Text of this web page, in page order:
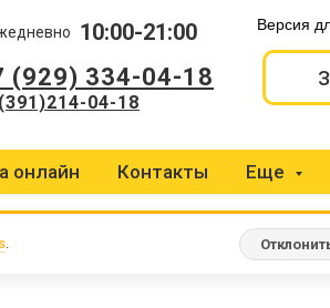
Версия
(929) 334-04-18
04-18
10:00-21:00
онлайн Контакты Еще
.